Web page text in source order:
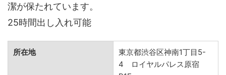
潔が保たれています。
25時間出し入れ可能
所在地
東京都渋谷区神南1丁目5-
4 ロイヤルパレス原宿